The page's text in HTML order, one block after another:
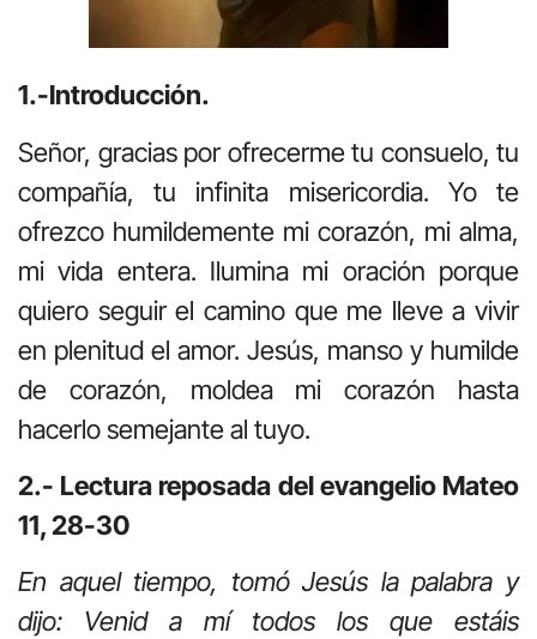
1.-Introducción.
Señor, gracias por ofrecerme tu consuelo, tu
compañía, tu infinita misericordia. Yo te
ofrezco humildemente mi corazón, mi alma,
mi vida entera. Ilumina mi oración porque
quiero seguir el camino que me lleve a vivir
en plenitud el amor. Jesús, manso y humilde
de corazón, moldea mi corazón hasta
hacerlo semejante al tuyo.
2.- Lectura reposada del evangelio Mateo
11, 28-30
En aquel tiempo, tomó Jesús la palabra y
dijo: Venid a mí todos los que estáis